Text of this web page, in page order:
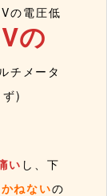
の電圧低
の
チメータ
)
い し、下
ねないの